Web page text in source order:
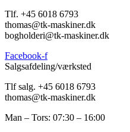
​Tlf. +45 6018 6793
thomas@tk-maskiner.dk
bogholderi@tk-maskiner.dk
Facebook-f
Salgsafdeling/værksted
Tlf salg. +45 6018 6793
thomas@tk-maskiner.dk
Man – Tors: 07:30 – 16:00